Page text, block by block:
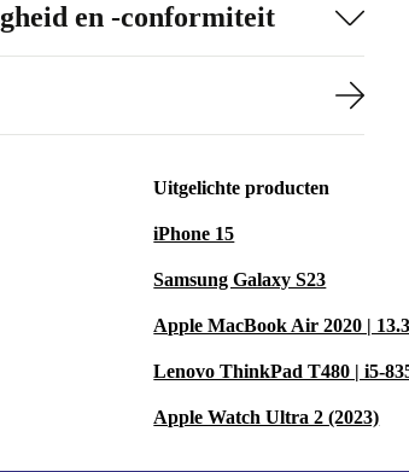
en -conformiteit
Uitgelichte producten
iPhone 15
Samsung Galaxy S23
Apple MacBook Air 2020 |
Lenovo ThinkPad T480 | i5-
Apple Watch Ultra 2 (2023)